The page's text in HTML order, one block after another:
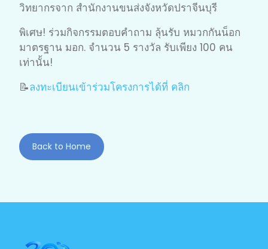
วิทยากรจาก สำนักงานขนส่งจังหวัดปราจีนบุรี
พิเศษ! ร่วมกิจกรรมตอบคำถาม ลุ้นรับ หมวกกันน็อก
มาตรฐาน มอก. จำนวน 5 รางวัล รับเพียง 100 คน
เท่านั้น!
📝ลงทะเบียนเข้าร่วมโครงการได้ที่ คลิก
Back to Home